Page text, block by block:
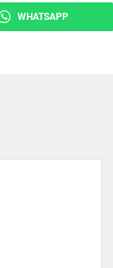
WHATSAPP